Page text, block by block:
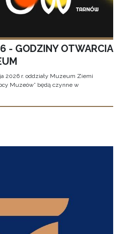
- GODZINY OTWARCIA
2026 r. oddziały Muzeum Ziemi
Muzeów” będą czynne w